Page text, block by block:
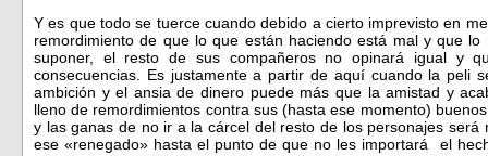
Y es que todo se tuerce cuando debido a cierto imprevisto en
remordimiento de que lo que están haciendo está mal y que
suponer, el resto de sus compañeros no opinará igual y
consecuencias. Es justamente a partir de aquí cuando la peli
ambición y el ansia de dinero puede más que la amistad y
lleno de remordimientos contra sus (hasta ese momento)
y las ganas de no ir a la cárcel del resto de los personajes
ese «renegado» hasta el punto de que no les importará el